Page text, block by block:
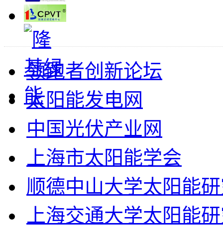
领跑者创新论坛
太阳能发电网
中国光伏产业网
上海市太阳能学会
顺德中山大学太阳能
上海交通大学太阳能